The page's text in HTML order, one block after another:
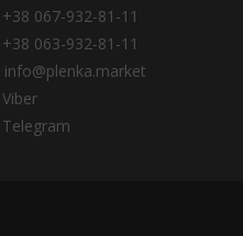
+38 067-932-81-11
+38 063-932-81-11
info@plenka.market
Viber
Telegram